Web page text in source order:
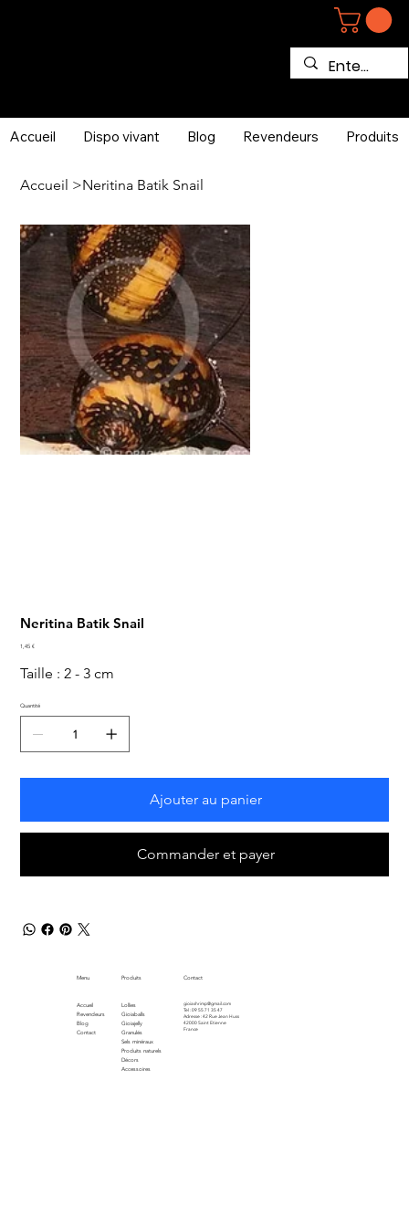
Accueil Dispo vivant Blog Revendeurs Produits
Accueil >Neritina Batik Snail
Neritina Batik Snail
Prix
1,45 €
Taille : 2 - 3 cm
Quantité
Ajouter au panier
Commander et payer
Menu
Accueil
Revendeurs
Blog
Contact
Produits
Lollies
Gioiaballs
Gioiajelly
Granulés
Sels minéraux
Produits naturels
Décors
Accessoires
gioiashrimp@gmail.com
Tel : 09 55 71 35 47
Adresse : 42 Rue Jean Huss
42000 Saint Etienne
France
Contact